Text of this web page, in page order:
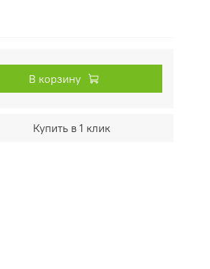
В корзину
Купить в 1 клик